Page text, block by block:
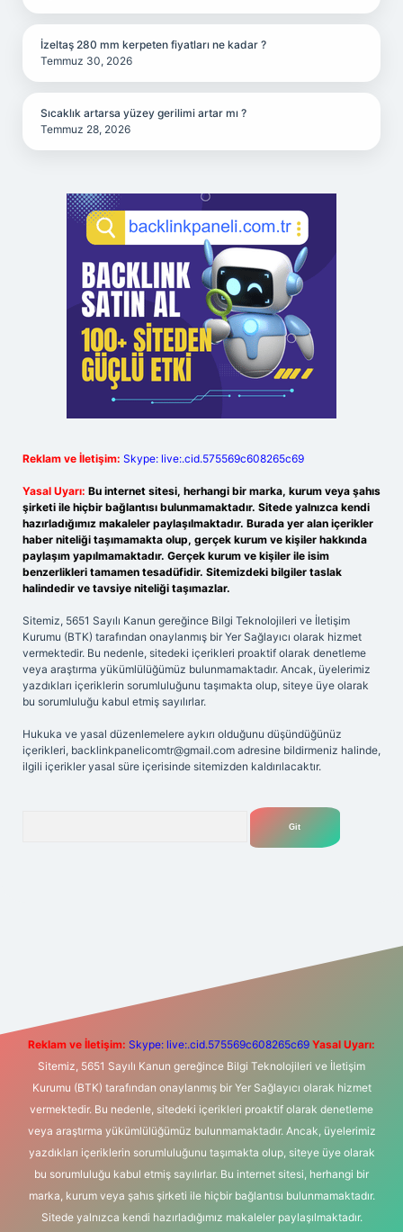
İzeltaş 280 mm kerpeten fiyatları ne kadar ?
Temmuz 30, 2026
Sıcaklık artarsa yüzey gerilimi artar mı ?
Temmuz 28, 2026
Reklam ve İletişim: Skype: live:.cid.575569c608265c69
Yasal Uyarı: Bu internet sitesi, herhangi bir marka, kurum veya şahıs
şirketi ile hiçbir bağlantısı bulunmamaktadır. Sitede yalnızca kendi
hazırladığımız makaleler paylaşılmaktadır. Burada yer alan içerikler
haber niteliği taşımamakta olup, gerçek kurum ve kişiler hakkında
paylaşım yapılmamaktadır. Gerçek kurum ve kişiler ile isim
benzerlikleri tamamen tesadüfidir. Sitemizdeki bilgiler taslak
halindedir ve tavsiye niteliği taşımazlar.
Sitemiz, 5651 Sayılı Kanun gereğince Bilgi Teknolojileri ve İletişim
Kurumu (BTK) tarafından onaylanmış bir Yer Sağlayıcı olarak hizmet
vermektedir. Bu nedenle, sitedeki içerikleri proaktif olarak denetleme
veya araştırma yükümlülüğümüz bulunmamaktadır. Ancak, üyelerimiz
yazdıkları içeriklerin sorumluluğunu taşımakta olup, siteye üye olarak
bu sorumluluğu kabul etmiş sayılırlar.
Hukuka ve yasal düzenlemelere aykırı olduğunu düşündüğünüz
içerikleri, backlinkpanelicomtr@gmail.com adresine bildirmeniz halinde,
ilgili içerikler yasal süre içerisinde sitemizden kaldırılacaktır.
m elexbet
Reklam ve İletişim: Skype: live:.cid.575569c608265c69 Yasal Uyarı:
Sitemiz, 5651 Sayılı Kanun gereğince Bilgi Teknolojileri ve İletişim
Kurumu (BTK) tarafından onaylanmış bir Yer Sağlayıcı olarak hizmet
vermektedir. Bu nedenle, sitedeki içerikleri proaktif olarak denetleme
veya araştırma yükümlülüğümüz bulunmamaktadır. Ancak, üyelerimiz
yazdıkları içeriklerin sorumluluğunu taşımakta olup, siteye üye olarak
bu sorumluluğu kabul etmiş sayılırlar. Bu internet sitesi, herhangi bir
marka, kurum veya şahıs şirketi ile hiçbir bağlantısı bulunmamaktadır.
Sitede yalnızca kendi hazırladığımız makaleler paylaşılmaktadır.